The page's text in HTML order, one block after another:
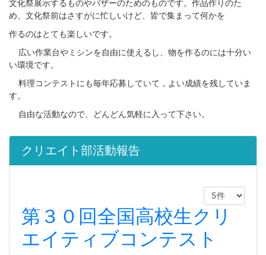
め、文化祭前はさすがに忙しいけど、皆で集まって何かを
作るのはとても楽しいです。
広い作業台やミシンを自由に使えるし、物を作るのには十分い
い環境です。
料理コンテストにも毎年応募していて，よい成績を残していま
す。
自由な活動なので、どんどん気軽に入って下さい。
クリエイト部活動報告
第３０回全国高校生クリ
エイティブコンテスト